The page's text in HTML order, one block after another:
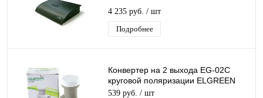
4 235 руб. / шт
Подробнее
Конвертер на 2 выхода EG-02C
круговой поляризации ELGREEN
TWIN дляТриколор/НТВ-Плюс
539 руб. / шт